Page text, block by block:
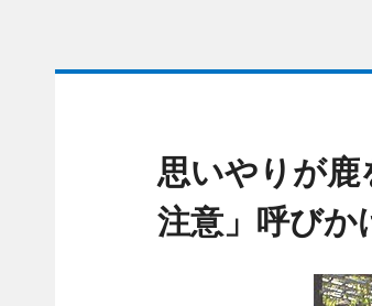
思いやりが鹿
注意」呼びか